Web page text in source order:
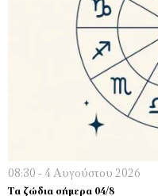
08:30 - 4 Αυγούστου 2026
Τα ζώδια σήμερα 04/8